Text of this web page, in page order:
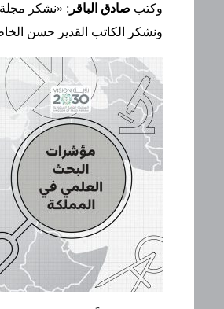
وكتب صادق الباقر : «نشكر مجلة
ونشكر الكاتب القدير حسن